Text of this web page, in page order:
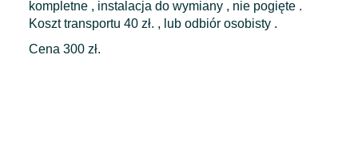
kompletne , instalacja do wymiany , nie pogięte .
Koszt transportu 40 zł. , lub odbiór osobisty .
Cena 300 zł.